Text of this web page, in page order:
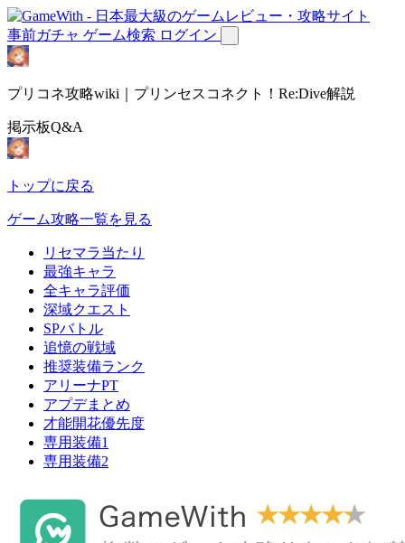
事前ガチャ ゲーム検索 ログイン
プリコネ攻略wiki｜プリンセスコネクト！Re:Dive解説
掲示板Q&A
トップに戻る
ゲーム攻略一覧を見る
リセマラ当たり
最強キャラ
全キャラ評価
深域クエスト
SPバトル
追憶の戦域
推奨装備ランク
アリーナPT
アプデまとめ
才能開花優先度
専用装備1
専用装備2